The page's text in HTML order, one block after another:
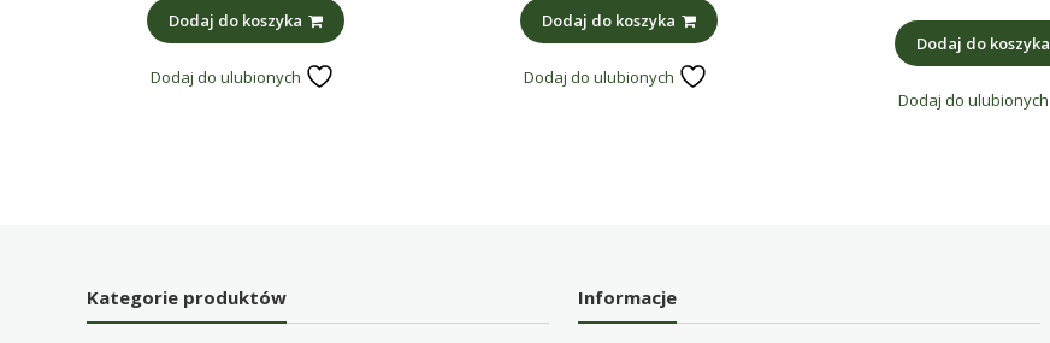
Dodaj do koszyka
Dodaj do ulubionych
Dodaj do koszyka
Dodaj do ulubionych
Dodaj do koszyka
Dodaj do ulubionych
Kategorie produktów Informacje